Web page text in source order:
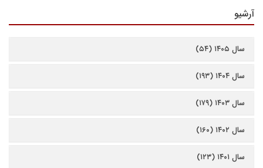
آرشیو
سال ۱۴۰۵ (۵۴)
سال ۱۴۰۴ (۱۹۳)
سال ۱۴۰۳ (۱۷۹)
سال ۱۴۰۲ (۱۶۰)
سال ۱۴۰۱ (۱۲۳)